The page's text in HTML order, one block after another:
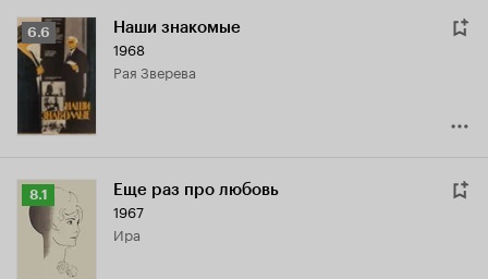
Рейтинг
Кинопоиска
6.6
6.6 Наши знакомые
1968
Рая Зверева
Рейтинг
Кинопоиска
8.1
8.1 Еще раз про любовь
1967
Ира